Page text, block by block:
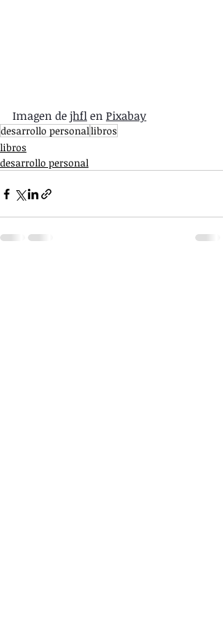
Imagen de jhfl en Pixabay
desarrollo personallibros
libros
desarrollo personal